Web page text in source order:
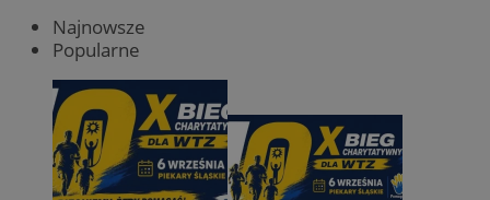
Najnowsze
Popularne